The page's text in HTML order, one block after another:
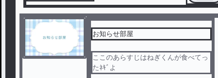
お知らせ部屋
ここのあらすじはねぎくんが食べてっ
たﾈｷﾞよ